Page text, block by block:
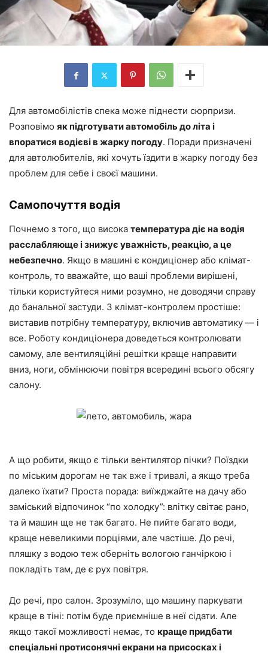
Для автомобілістів спека може піднести сюрпризи.
Розповімо як підготувати автомобіль до літа і
впоратися водієві в жарку погоду. Поради призначені
для автолюбителів, які хочуть їздити в жарку погоду без
проблем для себе і своєї машини.
Самопочуття водія
Почнемо з того, що висока температура діє на водія
расслабляюще і знижує уважність, реакцію, а це
небезпечно. Якщо в машині є кондиціонер або клімат-
контроль, то вважайте, що ваші проблеми вирішені,
тільки користуйтеся ними розумно, не доводячи справу
до банальної застуди. З клімат-контролем простіше:
виставив потрібну температуру, включив автоматику — і
все. Роботу кондиціонера доведеться контролювати
самому, але вентиляційні решітки краще направити
вниз, ноги, обмінюючи повітря всередині всього обсягу
салону.
А що робити, якщо є тільки вентилятор пічки? Поїздки
по міським дорогам не так вже і тривалі, а якщо треба
далеко їхати? Проста порада: виїжджайте на дачу або
заміський відпочинок “по холодку”: влітку світає рано,
та й машин ще не так багато. Не пийте багато води,
краще невеликими порціями, але частіше. До речі,
пляшку з водою теж оберніть вологою ганчіркою і
покладіть там, де є рух повітря.
До речі, про салон. Зрозуміло, що машину паркувати
краще в тіні: потім буде приємніше в неї сідати. Але
якщо такої можливості немає, то краще придбати
спеціальні протисонячні екрани на присосках і